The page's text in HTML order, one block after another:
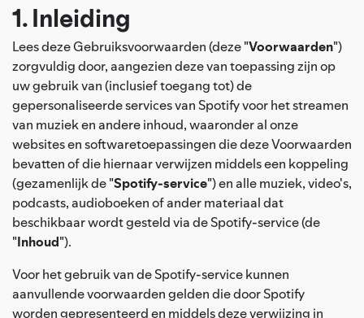
1. Inleiding
Lees deze Gebruiksvoorwaarden (deze "Voorwaarden")
zorgvuldig door, aangezien deze van toepassing zijn op
uw gebruik van (inclusief toegang tot) de
gepersonaliseerde services van Spotify voor het streamen
van muziek en andere inhoud, waaronder al onze
websites en softwaretoepassingen die deze Voorwaarden
bevatten of die hiernaar verwijzen middels een koppeling
(gezamenlijk de "Spotify-service") en alle muziek, video's,
podcasts, audioboeken of ander materiaal dat
beschikbaar wordt gesteld via de Spotify-service (de
"Inhoud").
Voor het gebruik van de Spotify-service kunnen
aanvullende voorwaarden gelden die door Spotify
worden gepresenteerd en middels deze verwijzing in